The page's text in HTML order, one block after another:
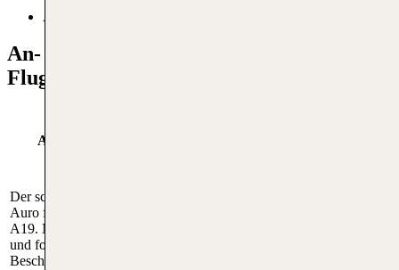
Aussichtsterrasse
An- und Abreise zum Rostocker
Flughafen
Anreise mit dem Auto
Der schnellste Weg mit dem
Auro führt über die Autobahn
A19. Nimm die Ausfahrt Laage,
und folgst du dann der
Beschilderung zum Flughafen.